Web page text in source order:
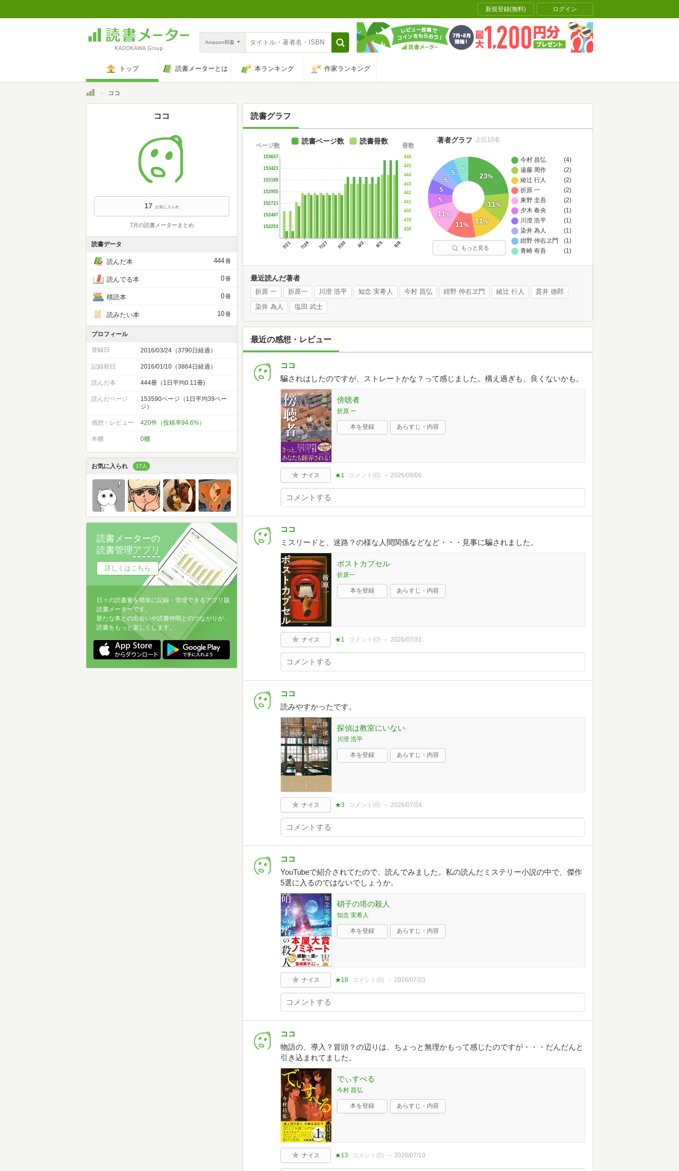
新規登録(無料) ログイン
Amazon和書
トップ 読書メーターとは 本ランキング 作家ランキング
トップココ
読書グラフ
7/21 7/24 7/27 7/30 8/2 8/5 8/8
152253
152487
152721
152955
153189
153423
153657
ページ数
438
439
440
441
442
443
444
445
446
冊数
読書ページ数 読書冊数
今村 昌弘
(4)
遠藤 周作
(2)
綾辻 行人
(2)
折原 一
(2)
東野 圭吾
(2)
夕木 春央
(1)
川澄 浩平
(1)
染井 為人
(1)
紺野 仲右ヱ門
(1)
青崎 有吾
(1)
23%
11%
11%
11%
11%
5
5
5
5
5
著者グラフ 上位10名
もっと見る
最近読んだ著者
折原 一 折原一 川澄 浩平 知念 実希人 今村 昌弘 紺野 仲右ヱ門 綾辻 行人 貫井 徳郎
染井 為人 塩田 武士
最近の感想・レビュー
ココ
騙されはしたのですが、ストレートかな？って感じました。構え過ぎも、良くないかも。
傍聴者
折原 一
本を登録 あらすじ・内容
ナイス ★1 コメント(0) 2026/08/06
ココ
ミスリードと、迷路？の様な人間関係などなど・・・見事に騙されました。
ポストカプセル
折原一
本を登録 あらすじ・内容
ナイス ★1 コメント(0) 2026/07/31
ココ
読みやすかったです。
探偵は教室にいない
川澄 浩平
本を登録 あらすじ・内容
ナイス ★3 コメント(0) 2026/07/24
ココ
YouTubeで紹介されてたので、読んでみました。私の読んだミステリー小説の中で、傑作
5選に入るのではないでしょうか。
硝子の塔の殺人
知念 実希人
本を登録 あらすじ・内容
ナイス ★18 コメント(0) 2026/07/23
ココ
物語の、導入？冒頭？の辺りは、ちょっと無理かもって感じたのですが・・・だんだんと
引き込まれてました。
でぃすぺる
今村 昌弘
本を登録 あらすじ・内容
ナイス ★13 コメント(0) 2026/07/10
ココ
17 お気に入られ
7月の読書メーターまとめ
読書データ
読んだ本 444冊
読んでる本 0冊
積読本 0冊
読みたい本 10冊
プロフィール
登録日 2016/03/24（3790日経過）
記録初日 2016/01/10（3864日経過）
読んだ本 444冊（1日平均0.11冊)
読んだページ
153590ページ（1日平均39ペー
ジ）
感想・レビュー 420件（投稿率94.6%）
本棚 0棚
お気に入られ 17人
読書メーターの
読書管理アプリ
詳しくはこちら
日々の読書量を簡単に記録・管理できるアプリ版
読書メーターです。
新たな本との出会いや読書仲間とのつながりが、
読書をもっと楽しくします。